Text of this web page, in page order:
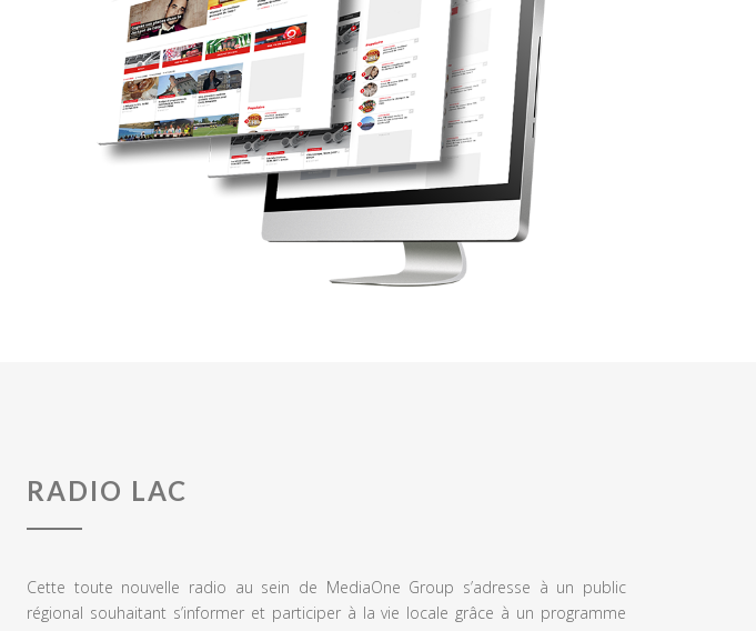
RADIO LAC
Cette toute nouvelle radio au sein de MediaOne Group s’adresse à un public
régional souhaitant s’informer et participer à la vie locale grâce à un programme